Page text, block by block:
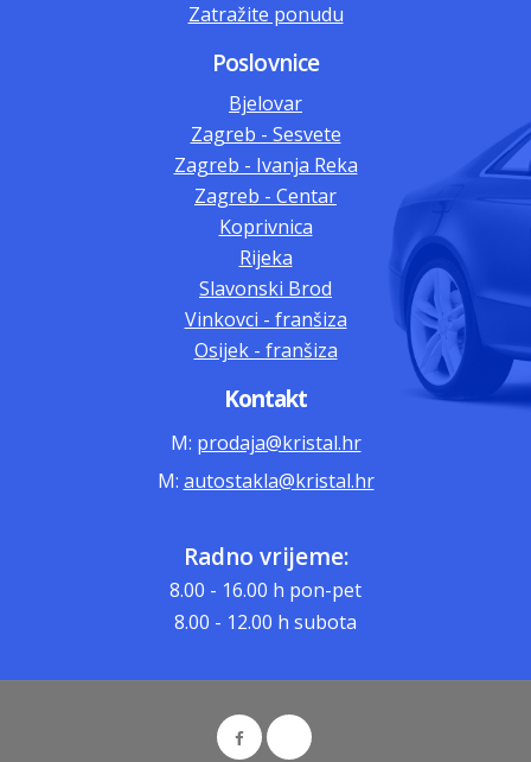
Zatražite ponudu
Poslovnice
Bjelovar
Zagreb - Sesvete
Zagreb - Ivanja Reka
Zagreb - Centar
Koprivnica
Rijeka
Slavonski Brod
Vinkovci - franšiza
Osijek - franšiza
Kontakt
M: prodaja@kristal.hr
M: autostakla@kristal.hr
Radno vrijeme:
8.00 - 16.00 h pon-pet
8.00 - 12.00 h subota